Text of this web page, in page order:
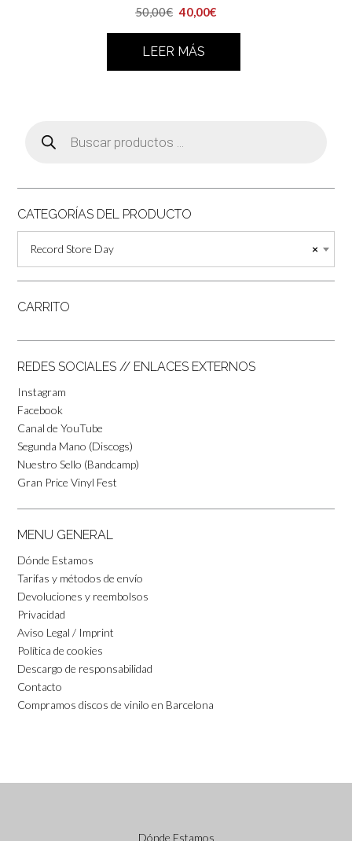
50,00€ El
original
40,00€
LEER MÁS
productos
CATEGORÍAS DEL PRODUCTO
×
Record Store Day
CARRITO
REDES SOCIALES // ENLACES EXTERNOS
Instagram
Facebook
Canal de YouTube
Segunda Mano (Discogs)
Nuestro Sello (Bandcamp)
Gran Price Vinyl Fest
MENU GENERAL
Dónde Estamos
Tarifas y métodos de envío
Devoluciones y reembolsos
Privacidad
Aviso Legal / Imprint
Política de cookies
Descargo de responsabilidad
Contacto
Compramos discos de vinilo en Barcelona
Dónde Estamos